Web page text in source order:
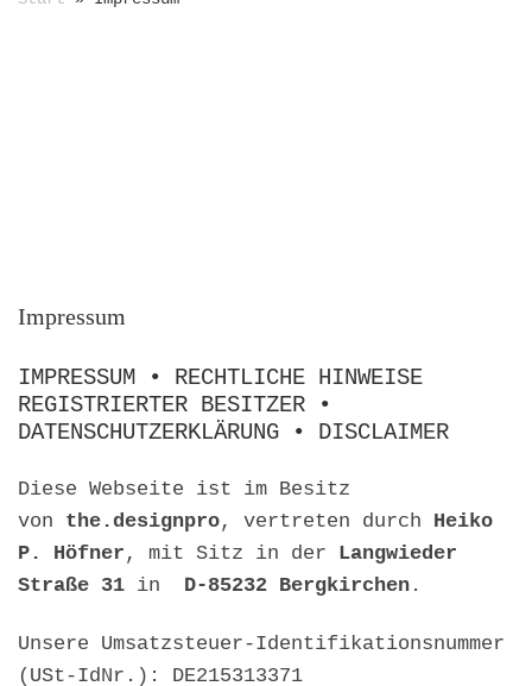
Impressum
IMPRESSUM • RECHTLICHE HINWEISE
REGISTRIERTER BESITZER •
DATENSCHUTZERKLÄRUNG • DISCLAIMER
Diese Webseite ist im Besitz
von the.designpro, vertreten durch Heiko
P. Höfner , mit Sitz in der Langwieder
Straße 31 in D-85232 Bergkirchen .
Unsere Umsatzsteuer-Identifikationsnummer
(USt-IdNr.): DE215313371